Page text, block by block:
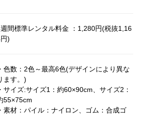
間標準レンタル料金 ：1,280円(税抜1,16
)
・色数：2色～最高6色(デザインにより異な
ます。)
・サイズ:サイズ1：約60×90cm、サイズ2：
55×75cm
・素材：パイル：ナイロン、ゴム：合成ゴ